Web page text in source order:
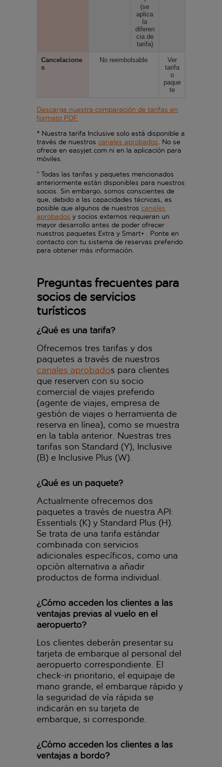
(se
aplica
la
diferen
cia de
tarifa)
Cancelacione
s
No reembolsable
Ver
tarifa
o
paque
te
Descarga nuestra comparación de tarifas en
formato PDF.
* Nuestra tarifa Inclusive solo está disponible a
través de nuestros canales aprobados. No se
ofrece en easyjet.com ni en la aplicación para
móviles.
^ Todas las tarifas y paquetes mencionados
anteriormente están disponibles para nuestros
socios. Sin embargo, somos conscientes de
que, debido a las capacidades técnicas, es
posible que algunos de nuestros canales
aprobados y socios externos requieran un
mayor desarrollo antes de poder ofrecer
nuestros paquetes Extra y Smart+ . Ponte en
contacto con tu sistema de reservas preferido
para obtener más información.
Preguntas frecuentes para
socios de servicios
turísticos
¿Qué es una tarifa?
Ofrecemos tres tarifas y dos
paquetes a través de nuestros
canales aprobados para clientes
que reserven con su socio
comercial de viajes preferido
(agente de viajes, empresa de
gestión de viajes o herramienta de
reserva en línea), como se muestra
en la tabla anterior. Nuestras tres
tarifas son Standard (Y), Inclusive
(B) e Inclusive Plus (W).
¿Qué es un paquete?
Actualmente ofrecemos dos
paquetes a través de nuestra API:
Essentials (K) y Standard Plus (H).
Se trata de una tarifa estándar
combinada con servicios
adicionales específicos, como una
opción alternativa a añadir
productos de forma individual.
¿Cómo acceden los clientes a las
ventajas previas al vuelo en el
aeropuerto?
Los clientes deberán presentar su
tarjeta de embarque al personal del
aeropuerto correspondiente. El
check-in prioritario, el equipaje de
mano grande, el embarque rápido y
la seguridad de vía rápida se
indicarán en su tarjeta de
embarque, si corresponde.
¿Cómo acceden los clientes a las
ventajas a bordo?